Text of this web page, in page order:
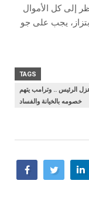
إلى كل الأموال
يجب على جو
TAGS
الرئيس .. وترامب يتهم
خصومه بالخيانة والفساد